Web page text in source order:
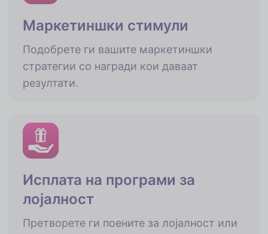
Маркетиншки стимули
Подобрете ги вашите маркетиншки
стратегии со награди кои даваат
резултати.
Исплата на програми за
лојалност
Претворете ги поените за лојалност или